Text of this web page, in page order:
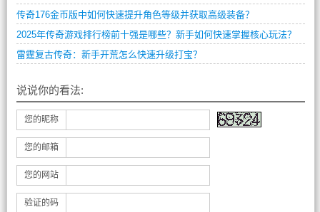
传奇176金币版中如何快速提升角色等级并获取高级装备？
2025年传奇游戏排行榜前十强是哪些？新手如何快速掌握核心玩法？
雷霆复古传奇：新手开荒怎么快速升级打宝？
说说你的看法:
您的昵称
您的邮箱
您的网站
验证的码